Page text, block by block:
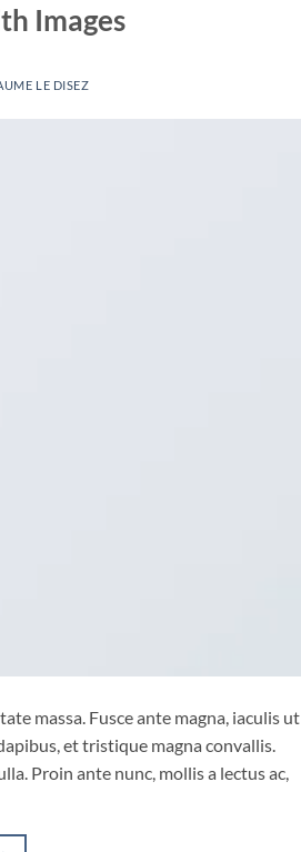
Images
LE DISEZ
massa. Fusce ante magna, iaculis ut
et tristique magna convallis.
Proin ante nunc, mollis a lectus ac,